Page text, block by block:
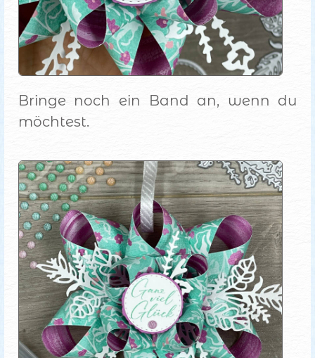
Bringe noch ein Band an, wenn du
möchtest.